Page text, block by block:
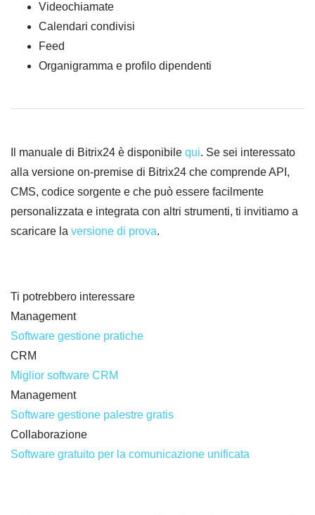
Videochiamate
Calendari condivisi
Feed
Organigramma e profilo dipendenti
Il manuale di Bitrix24 è disponibile qui. Se sei interessato
alla versione on-premise di Bitrix24 che comprende API,
CMS, codice sorgente e che può essere facilmente
personalizzata e integrata con altri strumenti, ti invitiamo a
scaricare la versione di prova.
Ti potrebbero interessare
Management
Software gestione pratiche
CRM
Miglior software CRM
Management
Software gestione palestre gratis
Collaborazione
Software gratuito per la comunicazione unificata